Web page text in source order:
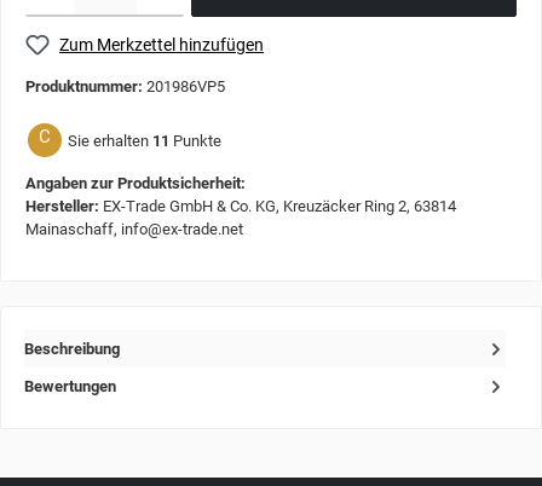
Zum Merkzettel hinzufügen
Produktnummer: 201986VP5
C Sie erhalten 11 Punkte
Angaben zur Produktsicherheit:
Hersteller: EX-Trade GmbH & Co. KG, Kreuzäcker Ring 2, 63814
Mainaschaff, info@ex-trade.net
Beschreibung
Bewertungen